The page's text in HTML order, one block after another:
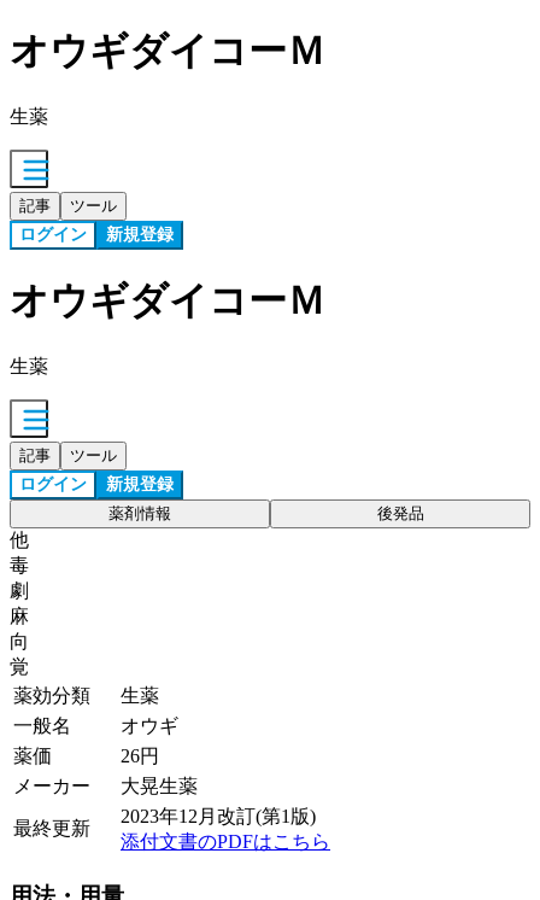
オウギダイコーＭ
生薬
記事 ツール
ログイン 新規登録
オウギダイコーＭ
生薬
記事 ツール
ログイン 新規登録
薬剤情報 後発品
他
毒
劇
麻
向
覚
薬効分類
生薬
一般名
オウギ
薬価
26円
メーカー
大晃生薬
最終更新
2023年12月改訂(第1版)
添付文書のPDFはこちら